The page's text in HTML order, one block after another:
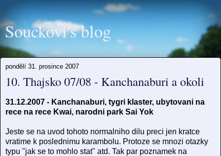
Souckovi's blog
pondělí 31. prosince 2007
10. Thajsko 07/08 - Kanchanaburi a okoli
31.12.2007 - Kanchanaburi, tygri klaster, ubytovani na
rece na rece Kwai, narodni park Sai Yok
Jeste se na uvod tohoto normalniho dilu preci jen kratce
vratime k poslednimu karambolu. Protoze se mnozi otazky
typu "jak se to mohlo stat" atd. Tak par poznamek na